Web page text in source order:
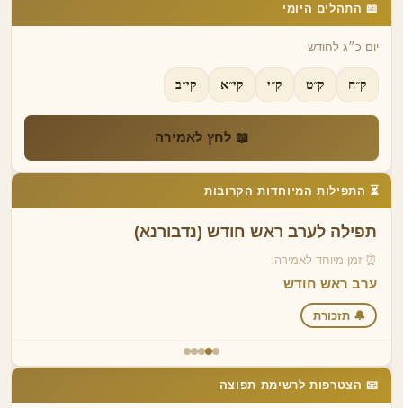
📖 התהלים היומי
יום כ״ג לחודש
ק״ח ק״ט ק״י קי״א קי״ב
📖 לחץ לאמירה
⏳ התפילות המיוחדות הקרובות
תפילה לערב ראש חודש (נדבורנא)
⏰ זמן מיוחד לאמירה:
ערב ראש חודש
🔔 תזכורת
📧 הצטרפות לרשימת תפוצה